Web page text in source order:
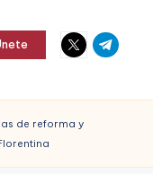
Elemento
del
Elemento
del
de reforma y